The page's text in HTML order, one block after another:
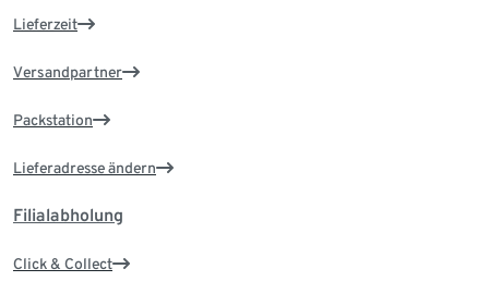
Lieferzeit
Versandpartner
Packstation
Lieferadresse ändern
Filialabholung
Click & Collect